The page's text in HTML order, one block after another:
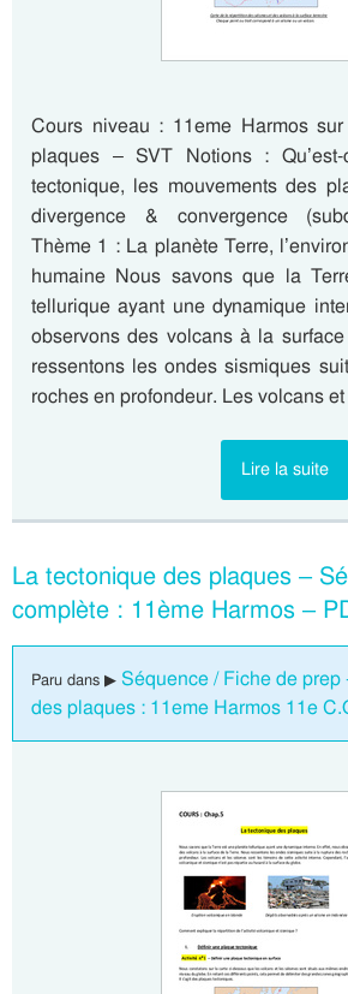
Cours niveau : 11eme Harmos
plaques – SVT Notions : Qu’est-
tectonique, les mouvements des
divergence & convergence
Thème 1 : La planète Terre,
humaine Nous savons que la
tellurique ayant une dynamique
observons des volcans à la
ressentons les ondes sismiques
roches en profondeur. Les volcans
Lire la suite
La tectonique des plaques –
complète : 11ème Harmos –
Paru dans ▶ Séquence / Fiche de prep
des plaques : 11eme Harmos 11e